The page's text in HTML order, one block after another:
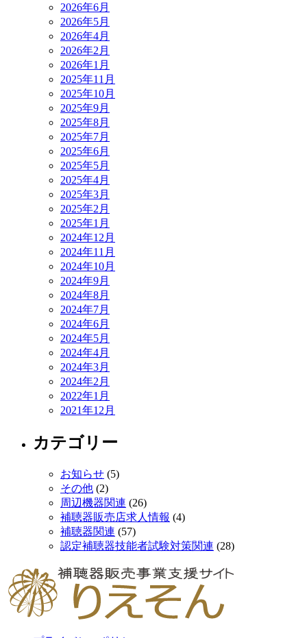
2026年6月
2026年5月
2026年4月
2026年2月
2026年1月
2025年11月
2025年10月
2025年9月
2025年8月
2025年7月
2025年6月
2025年5月
2025年4月
2025年3月
2025年2月
2025年1月
2024年12月
2024年11月
2024年10月
2024年9月
2024年8月
2024年7月
2024年6月
2024年5月
2024年4月
2024年3月
2024年2月
2022年1月
2021年12月
カテゴリー
お知らせ (5)
その他 (2)
周辺機器関連 (26)
補聴器販売店求人情報 (4)
補聴器関連 (57)
認定補聴器技能者試験対策関連 (28)